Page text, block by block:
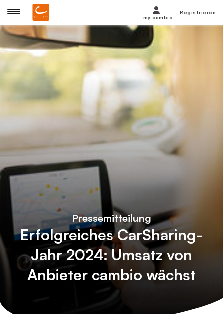
Pressemitteilung
Erfolgreiches CarSharing-
Jahr 2024: Umsatz von
Anbieter cambio wächst
my cambio
Registrieren